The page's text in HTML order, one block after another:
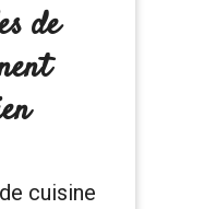
de
cuisine